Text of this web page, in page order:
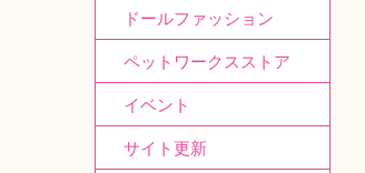
ドールファッション
ペットワークスストア
イベント
サイト更新